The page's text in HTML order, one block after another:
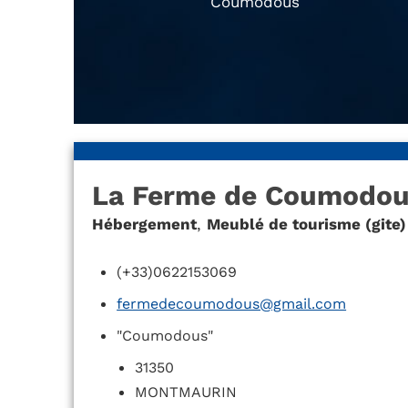
La Ferme de
Hébergement, Meublé de tourisme (gite)
(+33)0622153069
fermedecoumodous@gmail.com
"Coumodous"
31350
MONTMAURIN